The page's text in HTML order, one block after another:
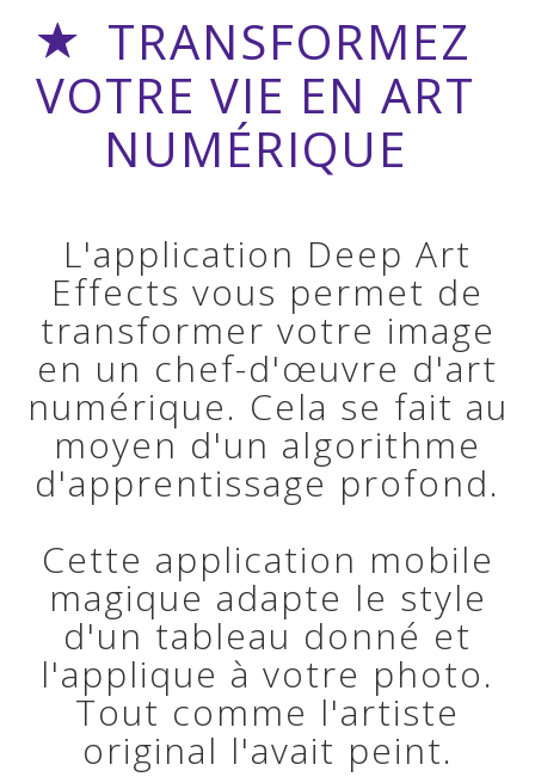
TRANSFORMEZ
VOTRE VIE EN ART
NUMÉRIQUE
L'application Deep Art
Effects vous permet de
transformer votre image
en un chef-d'œuvre d'art
numérique. Cela se fait au
moyen d'un algorithme
d'apprentissage profond.
Cette application mobile
magique adapte le style
d'un tableau donné et
l'applique à votre photo.
Tout comme l'artiste
original l'avait peint.